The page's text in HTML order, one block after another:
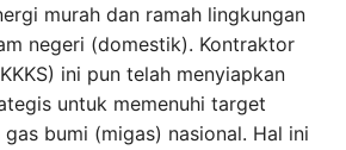
murah dan ramah lingkungan
negeri (domestik). Kontraktor
ini pun telah menyiapkan
untuk memenuhi target
bumi (migas) nasional. Hal ini